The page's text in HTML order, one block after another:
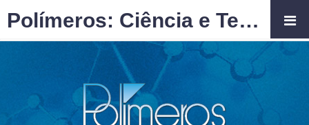
Polímeros: Ciência e Tecnologia